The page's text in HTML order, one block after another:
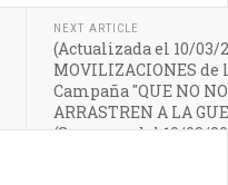
NEXT ARTICLE
(Actualizada el 10/03/
MOVILIZACIONES de
Campaña "QUE NO
ARRASTREN A LA
(Semanas del 10/03/